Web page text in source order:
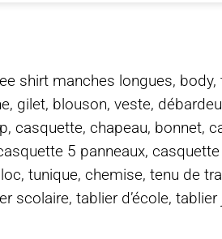
shirt manches longues,
gilet, blouson, veste,
casquette, chapeau, bonnet,
5 panneaux, casquette
tunique, chemise, tenu de
scolaire, tablier d’école, tablier